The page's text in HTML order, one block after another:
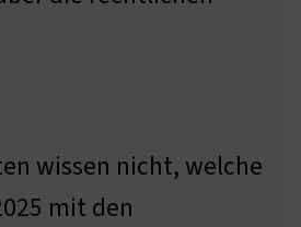
wissen nicht, welche
mit den